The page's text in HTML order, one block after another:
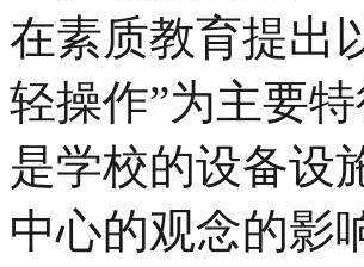
在素质教育提出
轻操作”为主要
是学校的设备设
中心的观念的影